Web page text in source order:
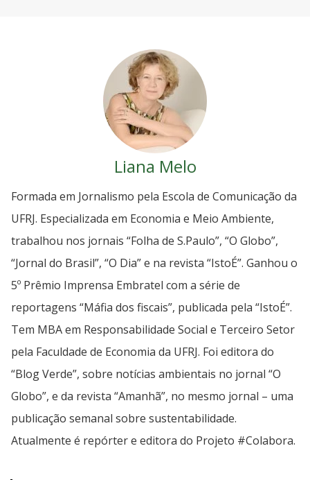
Liana Melo
Formada em Jornalismo pela Escola de Comunicação da
UFRJ. Especializada em Economia e Meio Ambiente,
trabalhou nos jornais “Folha de S.Paulo”, “O Globo”,
“Jornal do Brasil”, “O Dia” e na revista “IstoÉ”. Ganhou o
5º Prêmio Imprensa Embratel com a série de
reportagens “Máfia dos fiscais”, publicada pela “IstoÉ”.
Tem MBA em Responsabilidade Social e Terceiro Setor
pela Faculdade de Economia da UFRJ. Foi editora do
“Blog Verde”, sobre notícias ambientais no jornal “O
Globo”, e da revista “Amanhã”, no mesmo jornal – uma
publicação semanal sobre sustentabilidade.
Atualmente é repórter e editora do Projeto #Colabora.